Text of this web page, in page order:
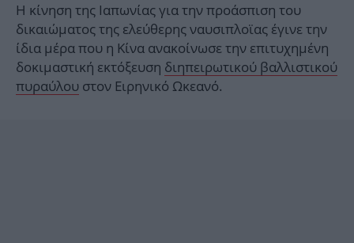
Η κίνηση της Ιαπωνίας για την προάσπιση του
δικαιώματος της ελεύθερης ναυσιπλοϊας έγινε την
ίδια μέρα που η Κίνα ανακοίνωσε την επιτυχημένη
δοκιμαστική εκτόξευση διηπειρωτικού βαλλιστικού
πυραύλου στον Ειρηνικό Ωκεανό.